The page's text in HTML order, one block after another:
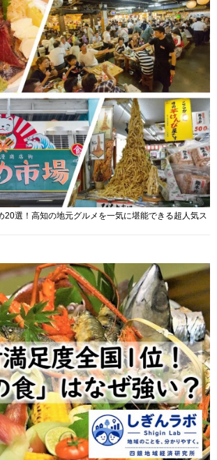
20選！高知の地元グルメを一気に堪能できる超人気ス